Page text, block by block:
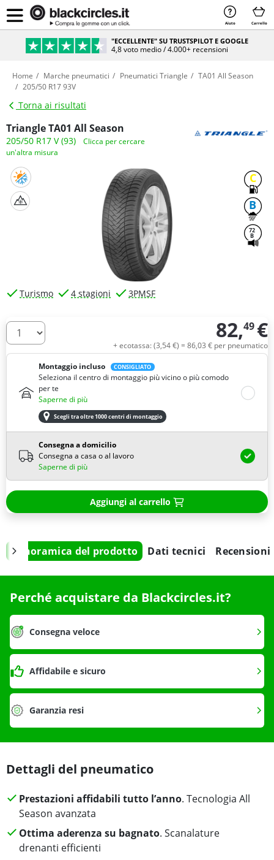
Aiuto Carrello
"ECCELLENTE" SU TRUSTSPILOT E GOOGLE
4,8 voto medio / 4.000+ recensioni
Home Marche pneumatici Pneumatici Triangle
TA01 All Season
205/50 R17 93V
Torna ai risultati
Triangle TA01 All Season
205/50 R17 V (93)
Clicca per cercare
un'altra misura
C
B
72
B
Turismo 4 stagioni 3PMSF
Quantità 82,49 €
+ ecotassa: (3,54€) = 86,03 € per pneumatico
Montaggio incluso
CONSIGLIATO
Seleziona il centro di montaggio più vicino o più comodo
per te
Saperne di più
Scegli tra oltre 1000 centri di montaggio
Consegna a domicilio
Consegna a casa o al lavoro
Saperne di più
Aggiungi al carrello
Panoramica del prodotto Dati tecnici Recensioni
Perché acquistare da Blackcircles.it?
Consegna veloce
Affidabile e sicuro
Garanzia resi
Dettagli del pneumatico
Prestazioni affidabili tutto l’anno. Tecnologia All
Season avanzata
Ottima aderenza su bagnato. Scanalature
drenanti efficienti